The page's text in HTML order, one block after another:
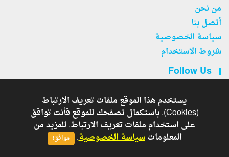
من نحن
أتصل بنا
سياسة الخصوصية
شروط الاستخدام
Follow Us
Copyright © 2026
جريدة أنباء الدول العربية . - Developed By
Shoman Systems
يستخدم هذا الموقع ملفات تعريف الارتباط
(Cookies). باستكمال تصفحك للموقع فأنت توافق
على استخدام ملفات تعريف الارتباط. للمزيد من
المعلوماتسياسة الخصوصية. موافق!